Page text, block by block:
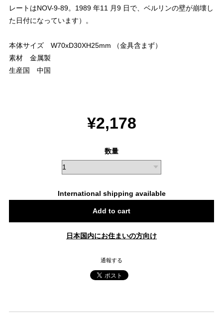
レートはNOV-9-89。1989 年11 月9 日で、ベルリンの壁が崩壊し
た日付になっています）。
本体サイズ W70xD30XH25mm （金具含まず）
素材 金属製
生産国 中国
¥2,178
数量
International shipping available
Add to cart
日本国内にお住まいの方向け
通報する